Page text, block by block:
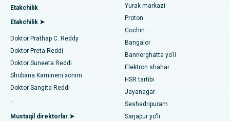
Diabetologni toping
Ginekologni toping
Umumiy shifokorni toping
Kovai yo'lidagi eng yaxshi kasalxona, Karur
Karapakkam, Chennaydagi eng yaxshi shifoxona
Arilova, Vizagdagi eng yaxshi shifoxona
Kanpur yo'lidagi eng yaxshi kasalxona, Laknau
Noida shtatidagi 26-sektordagi eng yaxshi shifoxona
Gandhinagar, Ahmedabaddagi eng yaxshi shifoxona
MitraClip vana ta'mirlash
Kateterni yo'q qilish
ACL rekonstruksiya jarrohligi
Orqaga elkalarni almashtirish
Endometriya ablasyonu
Etakchilik
Etakchilik ➤
Doktor Prathap C. Reddy
Doktor Preta Reddi
Doktor Suneeta Reddi
Shobana Kamineni xonim
Doktor Sangita Reddi
.
Mustaqil direktorlar ➤
Yurak markazi
Proton
Cochin
Bangalor
Bannerghatta yo'li
Elektron shahar
HSR tartibi
Jayanagar
Seshadripuram
Sarjapur yo'li